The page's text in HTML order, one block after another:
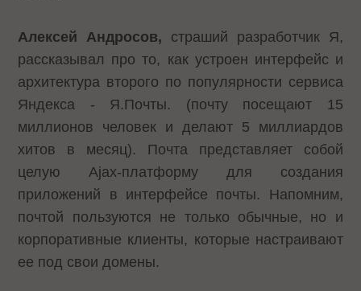
Алексей Андросов, страший разработчик Я,
рассказывал про то, как устроен интерфейс и
архитектура второго по популярности сервиса
Яндекса - Я.Почты. (почту посещают 15
миллионов человек и делают 5 миллиардов
хитов в месяц). Почта представляет собой
целую Ajax-платформу для создания
приложений в интерфейсе почты. Напомним,
почтой пользуются не только обычные, но и
корпоративные клиенты, которые настраивают
ее под свои домены.